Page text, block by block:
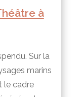
à
Sur la
marins
le cadre